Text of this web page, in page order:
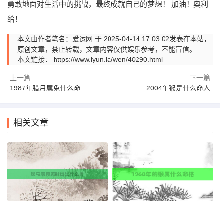
勇敢地面对生活中的挑战，最终成就自己的梦想！ 加油！奥利
给！
本文由作者笔名：爱运网 于 2025-04-14 17:03:02发表在本站，
原创文章，禁止转载，文章内容仅供娱乐参考，不能盲信。
本文链接： https://www.iyun.la/wen/40290.html
上一篇
1987年腊月属兔什么命
下一篇
2004年猴是什么命人
相关文章